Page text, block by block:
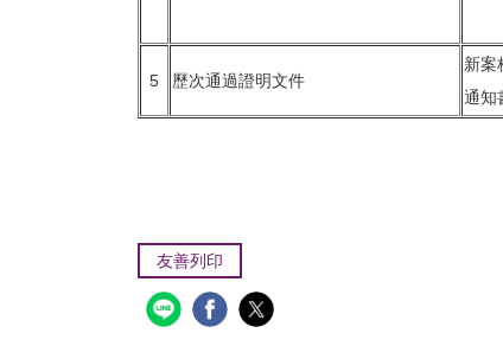
5 歷次通過證明文件
新案
通知
友善列印